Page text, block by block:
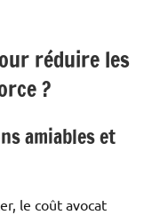
réduire les
?
amiables et
le coût avocat